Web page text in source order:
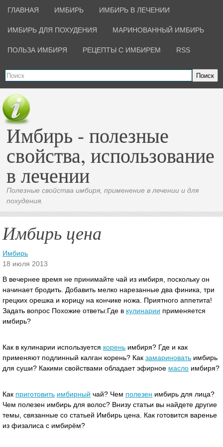
ГЛАВНАЯ ИМБИРЬ ИМБИРЬ В ЛЕЧЕНИИ
ИМБИРЬ ДЛЯ ПОХУДЕНИЯ МАРИНОВАННЫЙ ИМБИРЬ
ПОЛЬЗА ИМБИРЯ РЕЦЕПТЫ С ИМБИРЕМ RSS
Поиск
Имбирь - полезные
свойства, использование
в лечении
Полезные свойства имбиря, применение в лечении и для
похудения.
Имбирь цена
Имбирь
18 июля 2013
В вечернее время не принимайте чай из имбиря, поскольку он
начинает бродить. Добавить мелко нарезанные два финика, три
грецких орешка и корицу на кончике ножа. Приятного аппетита!
Задать вопрос Похожие ответы:Где в кулинарии применяется
имбирь?
Как в кулинарии используется корень имбиря? Где и как
применяют подлинный калган корень? Как замариновать имбирь
для суши? Какими свойствами обладает эфирное масло имбиря?
Как приготовить имбирный чай? Чем полезен имбирь для лица?
Чем полезен имбирь для волос? Внизу статьи вы найдете другие
темы, связанные со статьей Имбирь цена. Как готовится варенье
из физалиса с имбирём?